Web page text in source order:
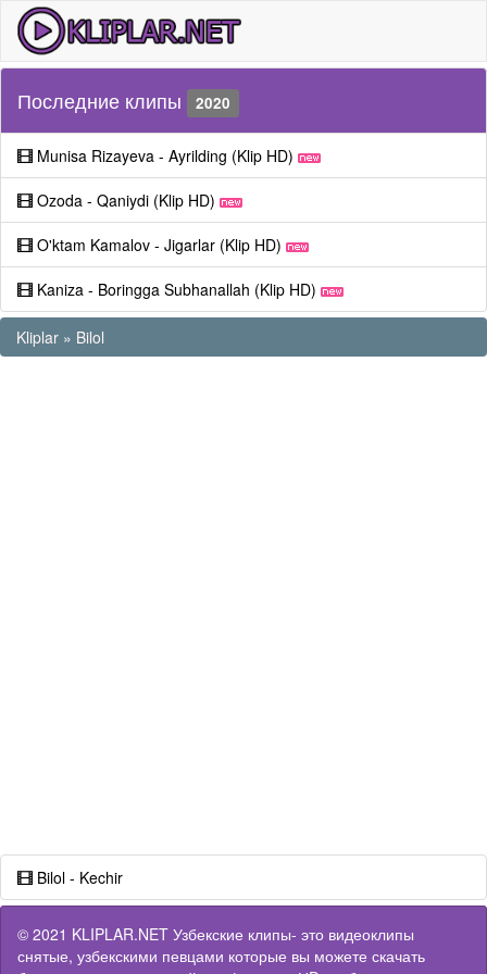
Последние клипы 2020
Munisa Rizayeva - Ayrilding (Klip HD)
Ozoda - Qaniydi (Klip HD)
O'ktam Kamalov - Jigarlar (Klip HD)
Kaniza - Boringga Subhanallah (Klip HD)
Kliplar » Bilol
Bilol - Kechir
© 2021 KLIPLAR.NET Узбекские клипы- это видеоклипы
снятые, узбекскими певцами которые вы можете скачать